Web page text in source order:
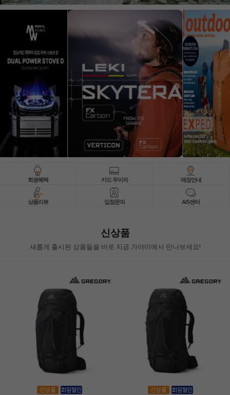
회원혜택 카드 무이자 매장안내
상품리뷰 입점문의 A/S센터
신상품
새롭게 출시된 상품들을 바로 지금 가야미에서 만나보세요!